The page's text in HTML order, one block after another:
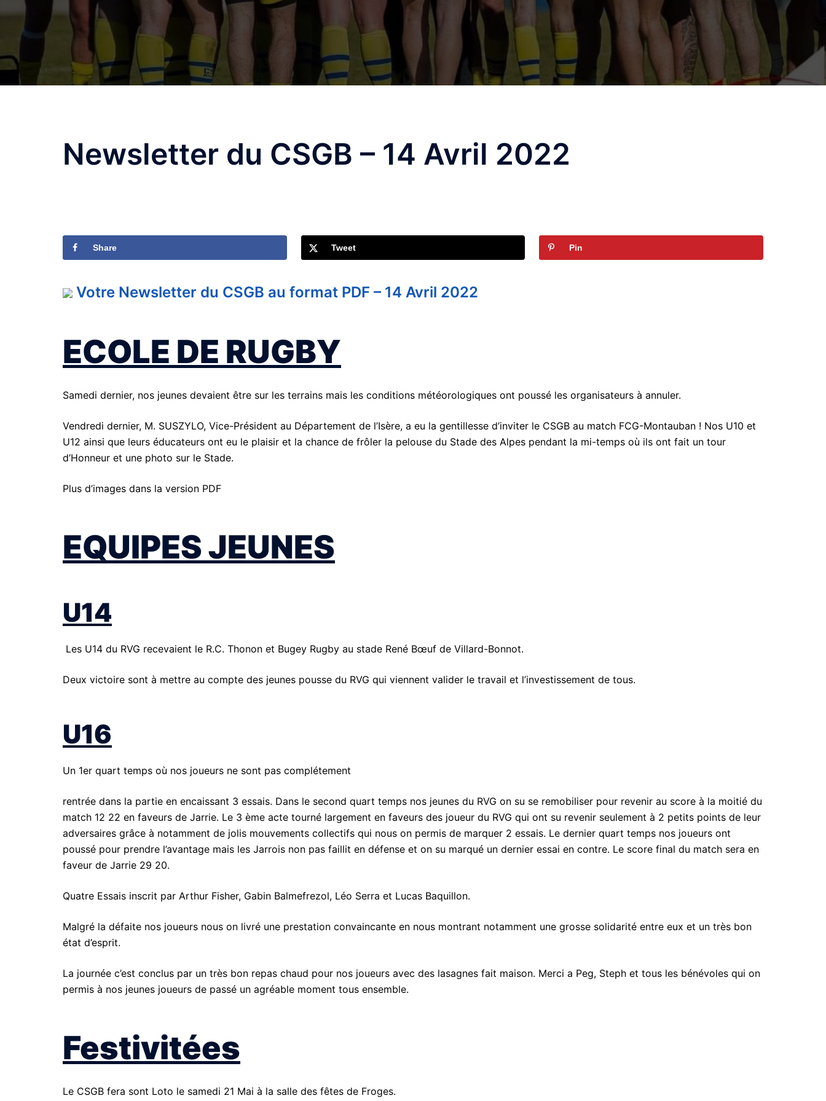
Newsletter du CSGB – 14 Avril 2022
Share Tweet Pin
Votre Newsletter du CSGB au format PDF – 14 Avril 2022
ECOLE DE RUGBY
Samedi dernier, nos jeunes devaient être sur les terrains mais les conditions météorologiques ont poussé les organisateurs à annuler.
Vendredi dernier, M. SUSZYLO, Vice-Président au Département de l’Isère, a eu la gentillesse d’inviter le CSGB au match FCG-Montauban ! Nos U10 et
U12 ainsi que leurs éducateurs ont eu le plaisir et la chance de frôler la pelouse du Stade des Alpes pendant la mi-temps où ils ont fait un tour
d’Honneur et une photo sur le Stade.
Plus d’images dans la version PDF
EQUIPES JEUNES
U14
Les U14 du RVG recevaient le R.C. Thonon et Bugey Rugby au stade René Bœuf de Villard-Bonnot.
Deux victoire sont à mettre au compte des jeunes pousse du RVG qui viennent valider le travail et l’investissement de tous.
U16
Un 1er quart temps où nos joueurs ne sont pas complétement
rentrée dans la partie en encaissant 3 essais. Dans le second quart temps nos jeunes du RVG on su se remobiliser pour revenir au score à la moitié du
match 12 22 en faveurs de Jarrie. Le 3 ème acte tourné largement en faveurs des joueur du RVG qui ont su revenir seulement à 2 petits points de leur
adversaires grâce à notamment de jolis mouvements collectifs qui nous on permis de marquer 2 essais. Le dernier quart temps nos joueurs ont
poussé pour prendre l’avantage mais les Jarrois non pas faillit en défense et on su marqué un dernier essai en contre. Le score final du match sera en
faveur de Jarrie 29 20.
Quatre Essais inscrit par Arthur Fisher, Gabin Balmefrezol, Léo Serra et Lucas Baquillon.
Malgré la défaite nos joueurs nous on livré une prestation convaincante en nous montrant notamment une grosse solidarité entre eux et un très bon
état d’esprit.
La journée c’est conclus par un très bon repas chaud pour nos joueurs avec des lasagnes fait maison. Merci a Peg, Steph et tous les bénévoles qui on
permis à nos jeunes joueurs de passé un agréable moment tous ensemble.
Festivitées
Le CSGB fera sont Loto le samedi 21 Mai à la salle des fêtes de Froges.